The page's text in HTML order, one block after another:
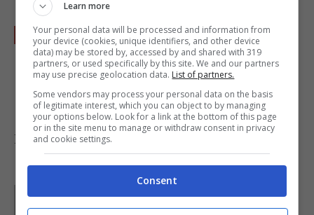
Servite subito questa saporita vellutata
completandola a piacere concrostini e/o
pezzetti di carcioforosolati nel burro.
Foto diVicente Garcia
Learn more
Your personal data will be processed and information from
your device (cookies, unique identifiers, and other device
data) may be stored by, accessed by and shared with 319
partners, or used specifically by this site. We and our partners
may use precise geolocation data. List of partners.
Some vendors may process your personal data on the basis
of legitimate interest, which you can object to by managing
your options below. Look for a link at the bottom of this page
or in the site menu to manage or withdraw consent in privacy
and cookie settings.
Consent